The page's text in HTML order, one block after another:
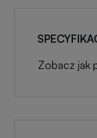
Zobacz jak